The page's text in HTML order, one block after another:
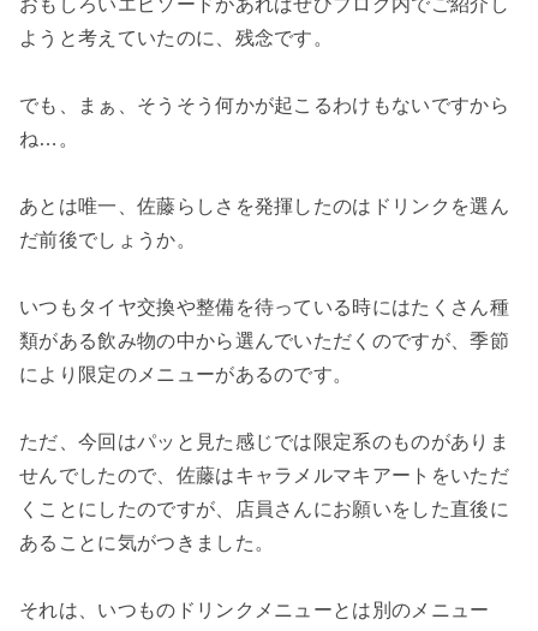
ようと考えていたのに、残念です。
でも、まぁ、そうそう何かが起こるわけもないですから
ね…。
あとは唯一、佐藤らしさを発揮したのはドリンクを選ん
だ前後でしょうか。
いつもタイヤ交換や整備を待っている時にはたくさん種
類がある飲み物の中から選んでいただくのですが、季節
により限定のメニューがあるのです。
ただ、今回はパッと見た感じでは限定系のものがありま
せんでしたので、佐藤はキャラメルマキアートをいただ
くことにしたのですが、店員さんにお願いをした直後に
あることに気がつきました。
それは、いつものドリンクメニューとは別のメニュー